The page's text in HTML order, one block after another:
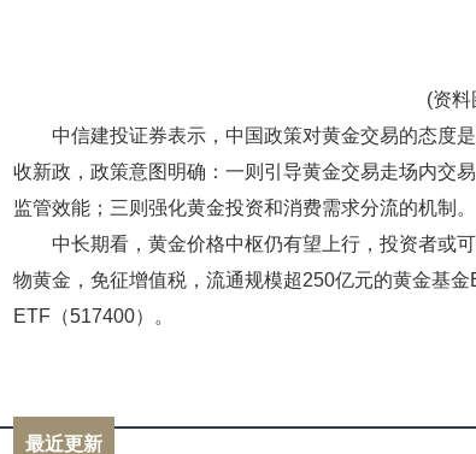
(资料
中信建投证券表示，中国政策对黄金交易的态度
收新政，政策意图明确：一则引导黄金交易走场内交
监管效能；三则强化黄金投资和消费需求分流的机制。
中长期看，黄金价格中枢仍有望上行，投资者或
物黄金，免征增值税，流通规模超250亿元的黄金基
ETF（517400）。
最近更新